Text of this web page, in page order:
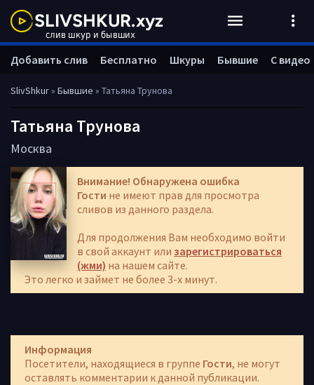
SlivShkur» Бывшие » Татьяна Трунова
Татьяна Трунова
Москва
Внимание! Обнаружена ошибка
Гости не имеют прав для просмотра
сливов из данного раздела.
Для продолжения Вам необходимо войти
в свой аккаунт или зарегистрироваться
(жми) на нашем сайте.
Это легко и займет не более 3-х минут.
Информация
Посетители, находящиеся в группе Гости, не могут
оставлять комментарии к данной публикации.
Добавить слив Бесплатно Шкуры Бывшие С видео